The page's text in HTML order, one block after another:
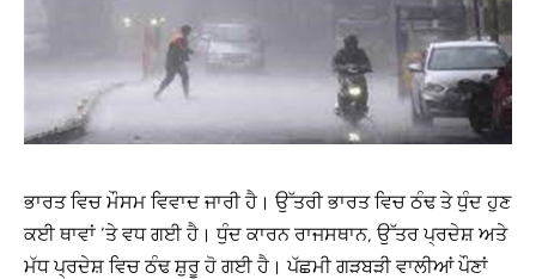
ਭਾਰਤ ਵਿਚ ਮੌਸਮ ਵਿਵਾਦ ਜਾਰੀ ਹੈ। ਉੱਤਰੀ ਭਾਰਤ ਵਿਚ ਠੰਢ ਤੇ ਧੁੰਦ ਹੁਣ
ਕਈ ਥਾਵਾਂ ‘ਤੇ ਵਧ ਗਈ ਹੈ। ਧੁੰਦ ਕਾਰਨ ਰਾਜਸਥਾਨ, ਉੱਤਰ ਪ੍ਰਦੇਸ਼ ਅਤੇ
ਮੱਧ ਪ੍ਰਦੇਸ਼ ਵਿਚ ਠੰਢ ਸ਼ੁਰੂ ਹੋ ਗਈ ਹੈ। ਪੱਛਮੀ ਗੜਬੜੀ ਵਾਲੀਆਂ ਪੌਣਾਂ